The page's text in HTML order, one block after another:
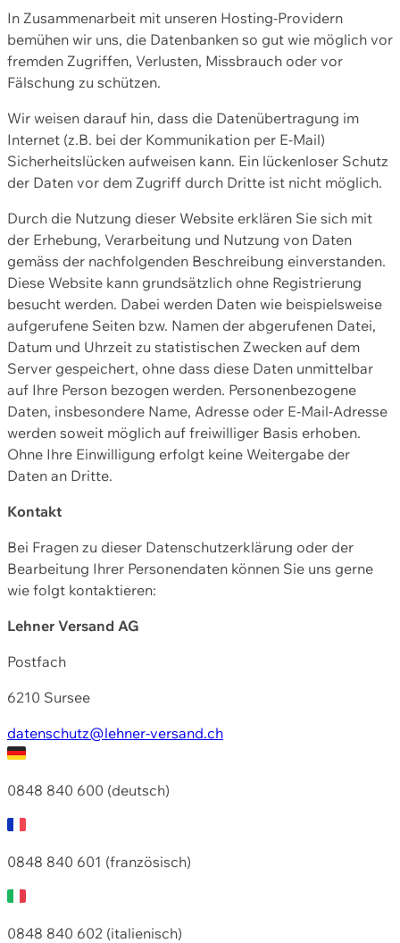
In Zusammenarbeit mit unseren Hosting-Providern
bemühen wir uns, die Datenbanken so gut wie möglich vor
fremden Zugriffen, Verlusten, Missbrauch oder vor
Fälschung zu schützen.
Wir weisen darauf hin, dass die Datenübertragung im
Internet (z.B. bei der Kommunikation per E-Mail)
Sicherheitslücken aufweisen kann. Ein lückenloser Schutz
der Daten vor dem Zugriff durch Dritte ist nicht möglich.
Durch die Nutzung dieser Website erklären Sie sich mit
der Erhebung, Verarbeitung und Nutzung von Daten
gemäss der nachfolgenden Beschreibung einverstanden.
Diese Website kann grundsätzlich ohne Registrierung
besucht werden. Dabei werden Daten wie beispielsweise
aufgerufene Seiten bzw. Namen der abgerufenen Datei,
Datum und Uhrzeit zu statistischen Zwecken auf dem
Server gespeichert, ohne dass diese Daten unmittelbar
auf Ihre Person bezogen werden. Personenbezogene
Daten, insbesondere Name, Adresse oder E-Mail-Adresse
werden soweit möglich auf freiwilliger Basis erhoben.
Ohne Ihre Einwilligung erfolgt keine Weitergabe der
Daten an Dritte.
Kontakt
Bei Fragen zu dieser Datenschutzerklärung oder der
Bearbeitung Ihrer Personendaten können Sie uns gerne
wie folgt kontaktieren:
Lehner Versand AG
Postfach
6210 Sursee
datenschutz@lehner-versand.ch
0848 840 600 (deutsch)
0848 840 601 (französisch)
0848 840 602 (italienisch)